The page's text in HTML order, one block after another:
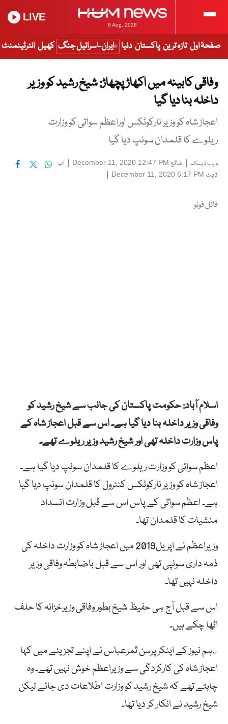
6 Aug, 2026
LIVE
صفحۂ اول تازہ ترین پاکستان دنیا ایران-اسرائیل جنگ کھیل انٹرٹینمنٹ
وفاقی کابینہ میں اکھاڑ پچھاڑ: شیخ رشید کو وزیر
داخلہ بنا دیا گیا
اعجاز شاہ کو وزیر نارکوٹکس اوراعظم سواتی کو وزارت
ریلوے کا قلمدان سونپ دیا گیا
ویب ڈیسک | شائع December 11, 2020 12:47 PM
| اپ
ڈیٹ December 11, 2020 6:17 PM
|
فائل فوٹو
اسلام آباد: حکومت پاکستان کی جانب سے شیخ رشید کو
وفاقی وزیر داخلہ بنا دیا گیا ہے۔ اس سے قبل اعجاز شاہ کے
پاس وزارت داخلہ تھی اور شیخ رشید وزیر ریلوے تھے۔
اعظم سواتی کو وزارت ریلوے کا قلمدان سونپ دیا گیا ہے۔
اعجاز شاہ کو وزیر نارکوٹکس کنٹرول کا قلمدان سونپ دیا گیا
ہے۔ اعظم سواتی کے پاس اس سے قبل وزارت انسداد
منشیات کا قلمدان تھا۔
وزیراعظم نے اپریل2019 میں اعجاز شاہ کو وزارت داخلہ کی
ذمہ داری سونپی تھی اور اس سے قبل باضابطہ وفاقی وزیر
داخلہ نہیں تھا۔
اس سے قبل آج ہی حفیظ شیخ بطور وفاقی وزیرخزانہ کا حلف
اٹھا چکے ہیں۔
؎ہم نیوز کے اینکر پرسن ثمرعباس نے اپنے تجزیئے میں کہا
اعجاز شاہ کی کارکردگی سے وزیراعظم خوش نہیں تھے۔ وہ
چاہتے تھے کہ شیخ رشید کو وزارت اطلاعات دی جائے لیکن
شیخ رشید نے انکار کر دیا تھا۔